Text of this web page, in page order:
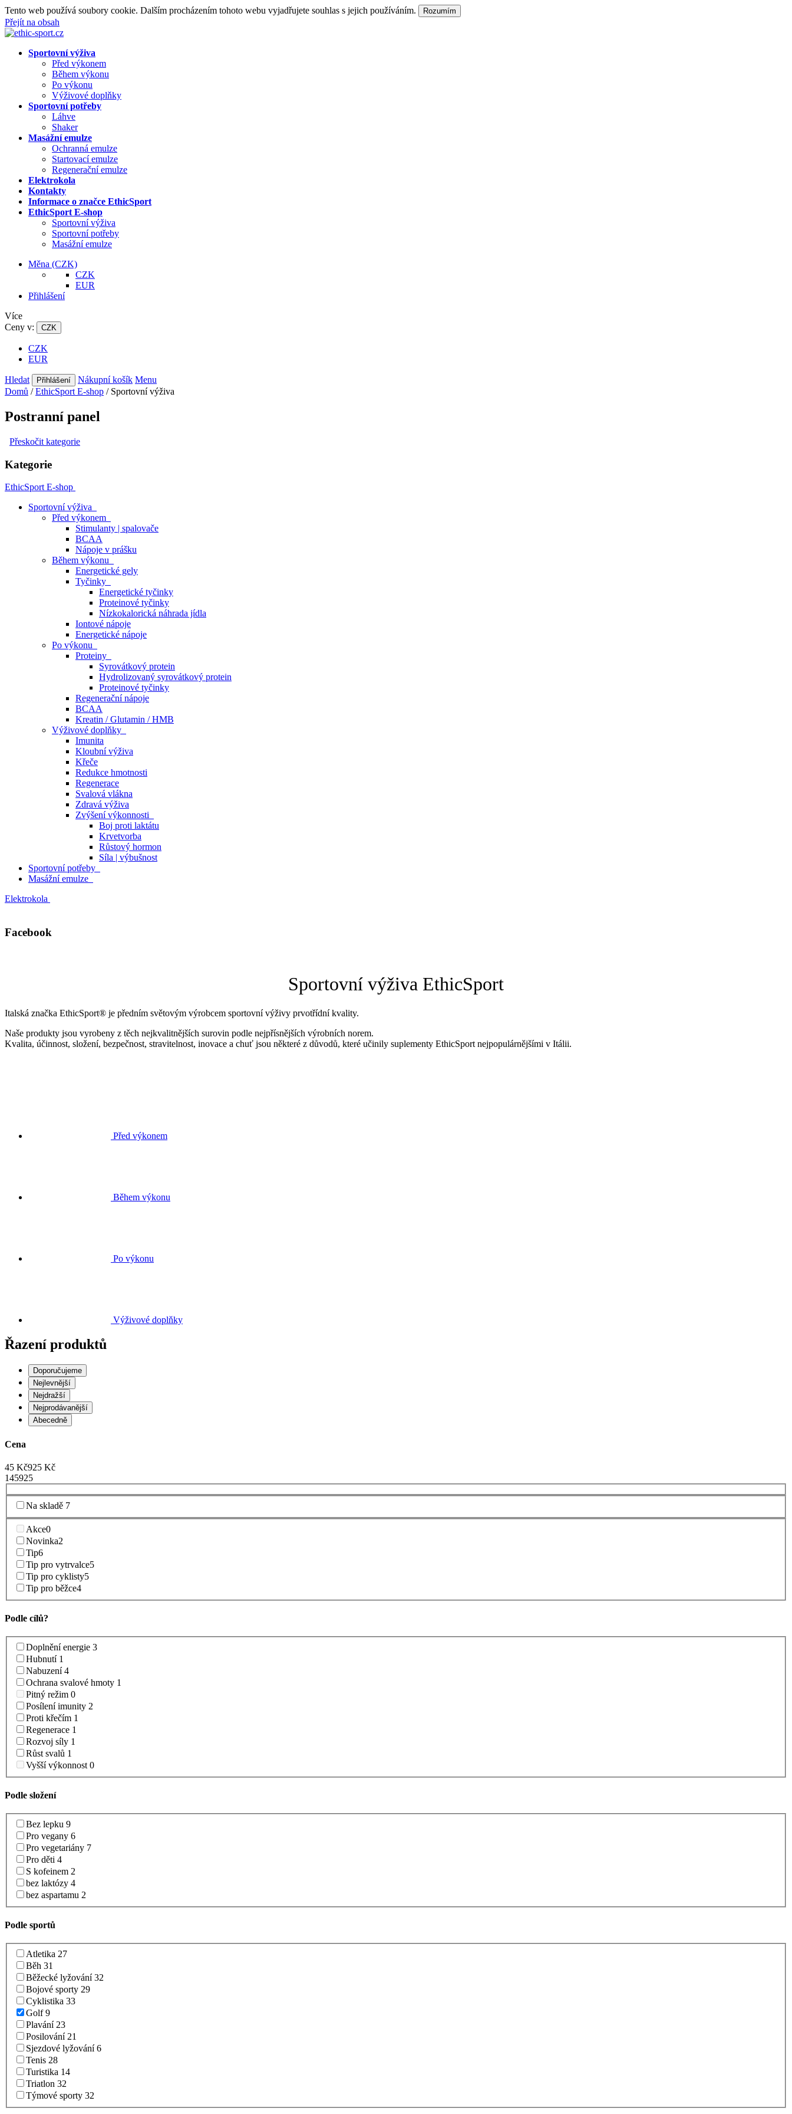
Tento web používá soubory cookie. Dalším procházením tohoto webu vyjadřujete souhlas s jejich používáním. Rozumím
Přejít na obsah
Sportovní výživa
Před výkonem
Během výkonu
Po výkonu
Výživové doplňky
Sportovní potřeby
Láhve
Shaker
Masážní emulze
Ochranná emulze
Startovací emulze
Regenerační emulze
Elektrokola
Kontakty
Informace o značce EthicSport
EthicSport E-shop
Sportovní výživa
Sportovní potřeby
Masážní emulze
Měna (CZK)
CZK
EUR
Přihlášení
Více
Ceny v:
CZK
CZK
EUR
Hledat Přihlášení Nákupní košík Menu
Domů / EthicSport E-shop / Sportovní výživa
Postranní panel
Přeskočit kategorie
Kategorie
EthicSport E-shop
Sportovní výživa
Před výkonem
Stimulanty | spalovače
BCAA
Nápoje v prášku
Během výkonu
Energetické gely
Tyčinky
Energetické tyčinky
Proteinové tyčinky
Nízkokalorická náhrada jídla
Iontové nápoje
Energetické nápoje
Po výkonu
Proteiny
Syrovátkový protein
Hydrolizovaný syrovátkový protein
Proteinové tyčinky
Regenerační nápoje
BCAA
Kreatin / Glutamin / HMB
Výživové doplňky
Imunita
Kloubní výživa
Křeče
Redukce hmotnosti
Regenerace
Svalová vlákna
Zdravá výživa
Zvýšení výkonnosti
Boj proti laktátu
Krvetvorba
Růstový hormon
Síla | výbušnost
Sportovní potřeby
Masážní emulze
Elektrokola
Facebook
Sportovní výživa EthicSport
Italská značka EthicSport® je předním světovým výrobcem sportovní výživy prvotřídní kvality.
Naše produkty jsou vyrobeny z těch nejkvalitnějších surovin podle nejpřísnějších výrobních norem.
Kvalita, účinnost, složení, bezpečnost, stravitelnost, inovace a chuť jsou některé z důvodů, které učinily suplementy EthicSport nejpopulárnějšími v Itálii.
Před výkonem
Během výkonu
Po výkonu
Výživové doplňky
Řazení produktů
Doporučujeme
Nejlevnější
Nejdražší
Nejprodávanější
Abecedně
Cena
45 Kč925 Kč
145925
Na skladě 7
Akce0
Novinka2
Tip6
Tip pro vytrvalce5
Tip pro cyklisty5
Tip pro běžce4
Podle cílů?
Doplnění energie 3
Hubnutí 1
Nabuzení4
Ochrana svalové hmoty 1
Pitný režim 0
Posílení imunity 2
Proti křečím 1
Regenerace 1
Rozvoj síly 1
Růst svalů 1
Vyšší výkonnost 0
Podle složení
Bez lepku 9
Pro vegany 6
Pro vegetariány 7
Pro děti 4
S kofeinem 2
bez laktózy 4
bez aspartamu 2
Podle sportů
Atletika 27
Běh 31
Běžecké lyžování32
Bojové sporty 29
Cyklistika 33
Golf9
Plavání 23
Posilování 21
Sjezdové lyžování6
Tenis 28
Turistika 14
Triatlon 32
Týmové sporty 32